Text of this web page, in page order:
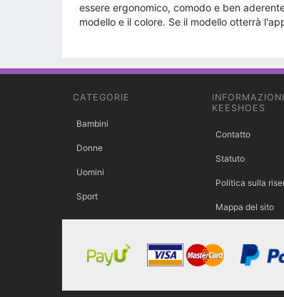
essere ergonomico, comodo e ben
modello e il colore. Se il modello otterrà
CATEGORIE
Bambini
Donne
Uomini
Sport
KEESHOES
Contatto
Statuto
Politica sulla
Mappa del sito